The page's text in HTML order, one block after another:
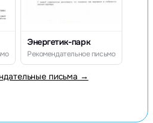
Энергетик-парк
Рекомендательное письмо
письма →